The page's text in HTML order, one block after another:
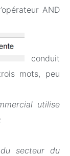
AND
conduit
mots, peu
utilise
secteur du